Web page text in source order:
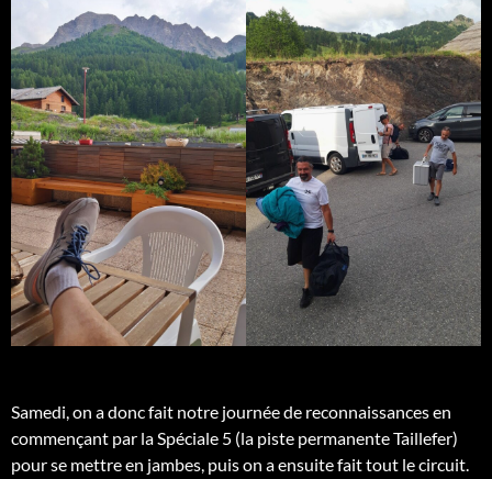
Samedi, on a donc fait notre journée de reconnaissances en
commençant par la Spéciale 5 (la piste permanente Taillefer)
pour se mettre en jambes, puis on a ensuite fait tout le circuit.